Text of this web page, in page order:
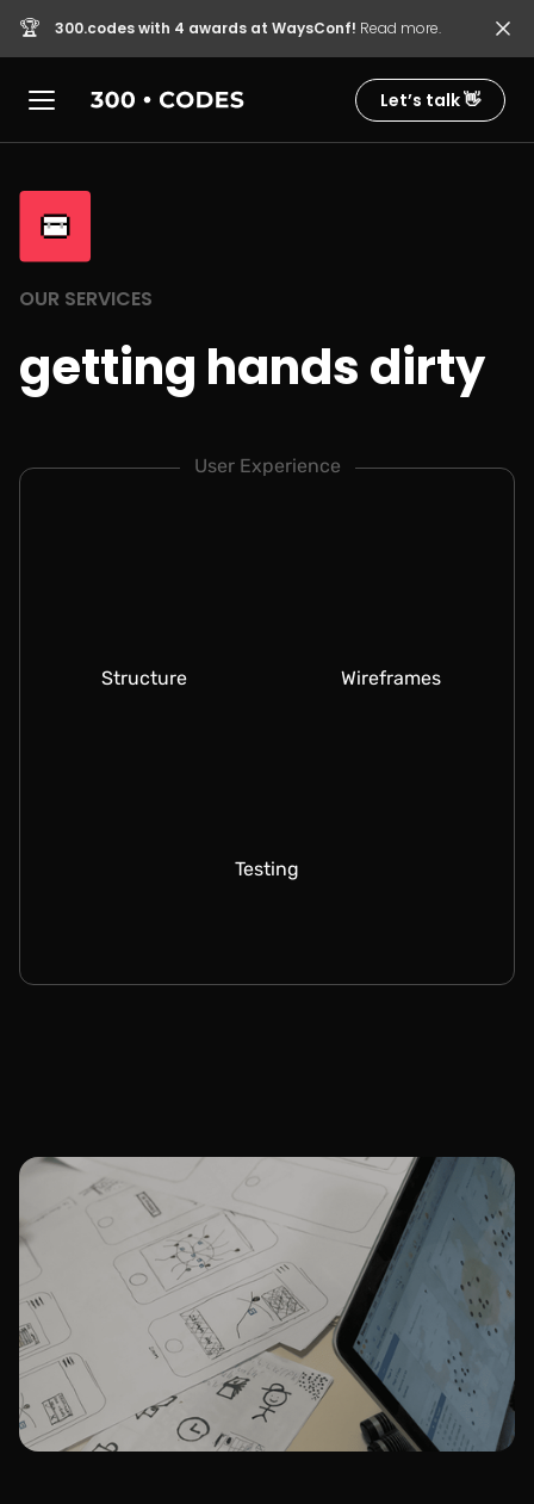
🏆 300.codes with 4 awards at WaysConf! Read more.
Let’s talk 👋
OUR SERVICES
getting hands dirty
User Experience
Structure Wireframes
Testing